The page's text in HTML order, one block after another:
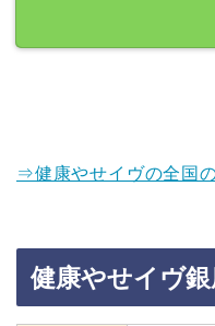
⇒健康やせイヴの全国
健康やせイヴ